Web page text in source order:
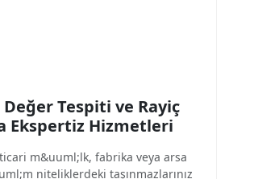
Tespiti ve Rayiç
Ekspertiz Hizmetleri
m&uuml;lk, fabrika veya arsa
niteliklerdeki taşınmazlarınız